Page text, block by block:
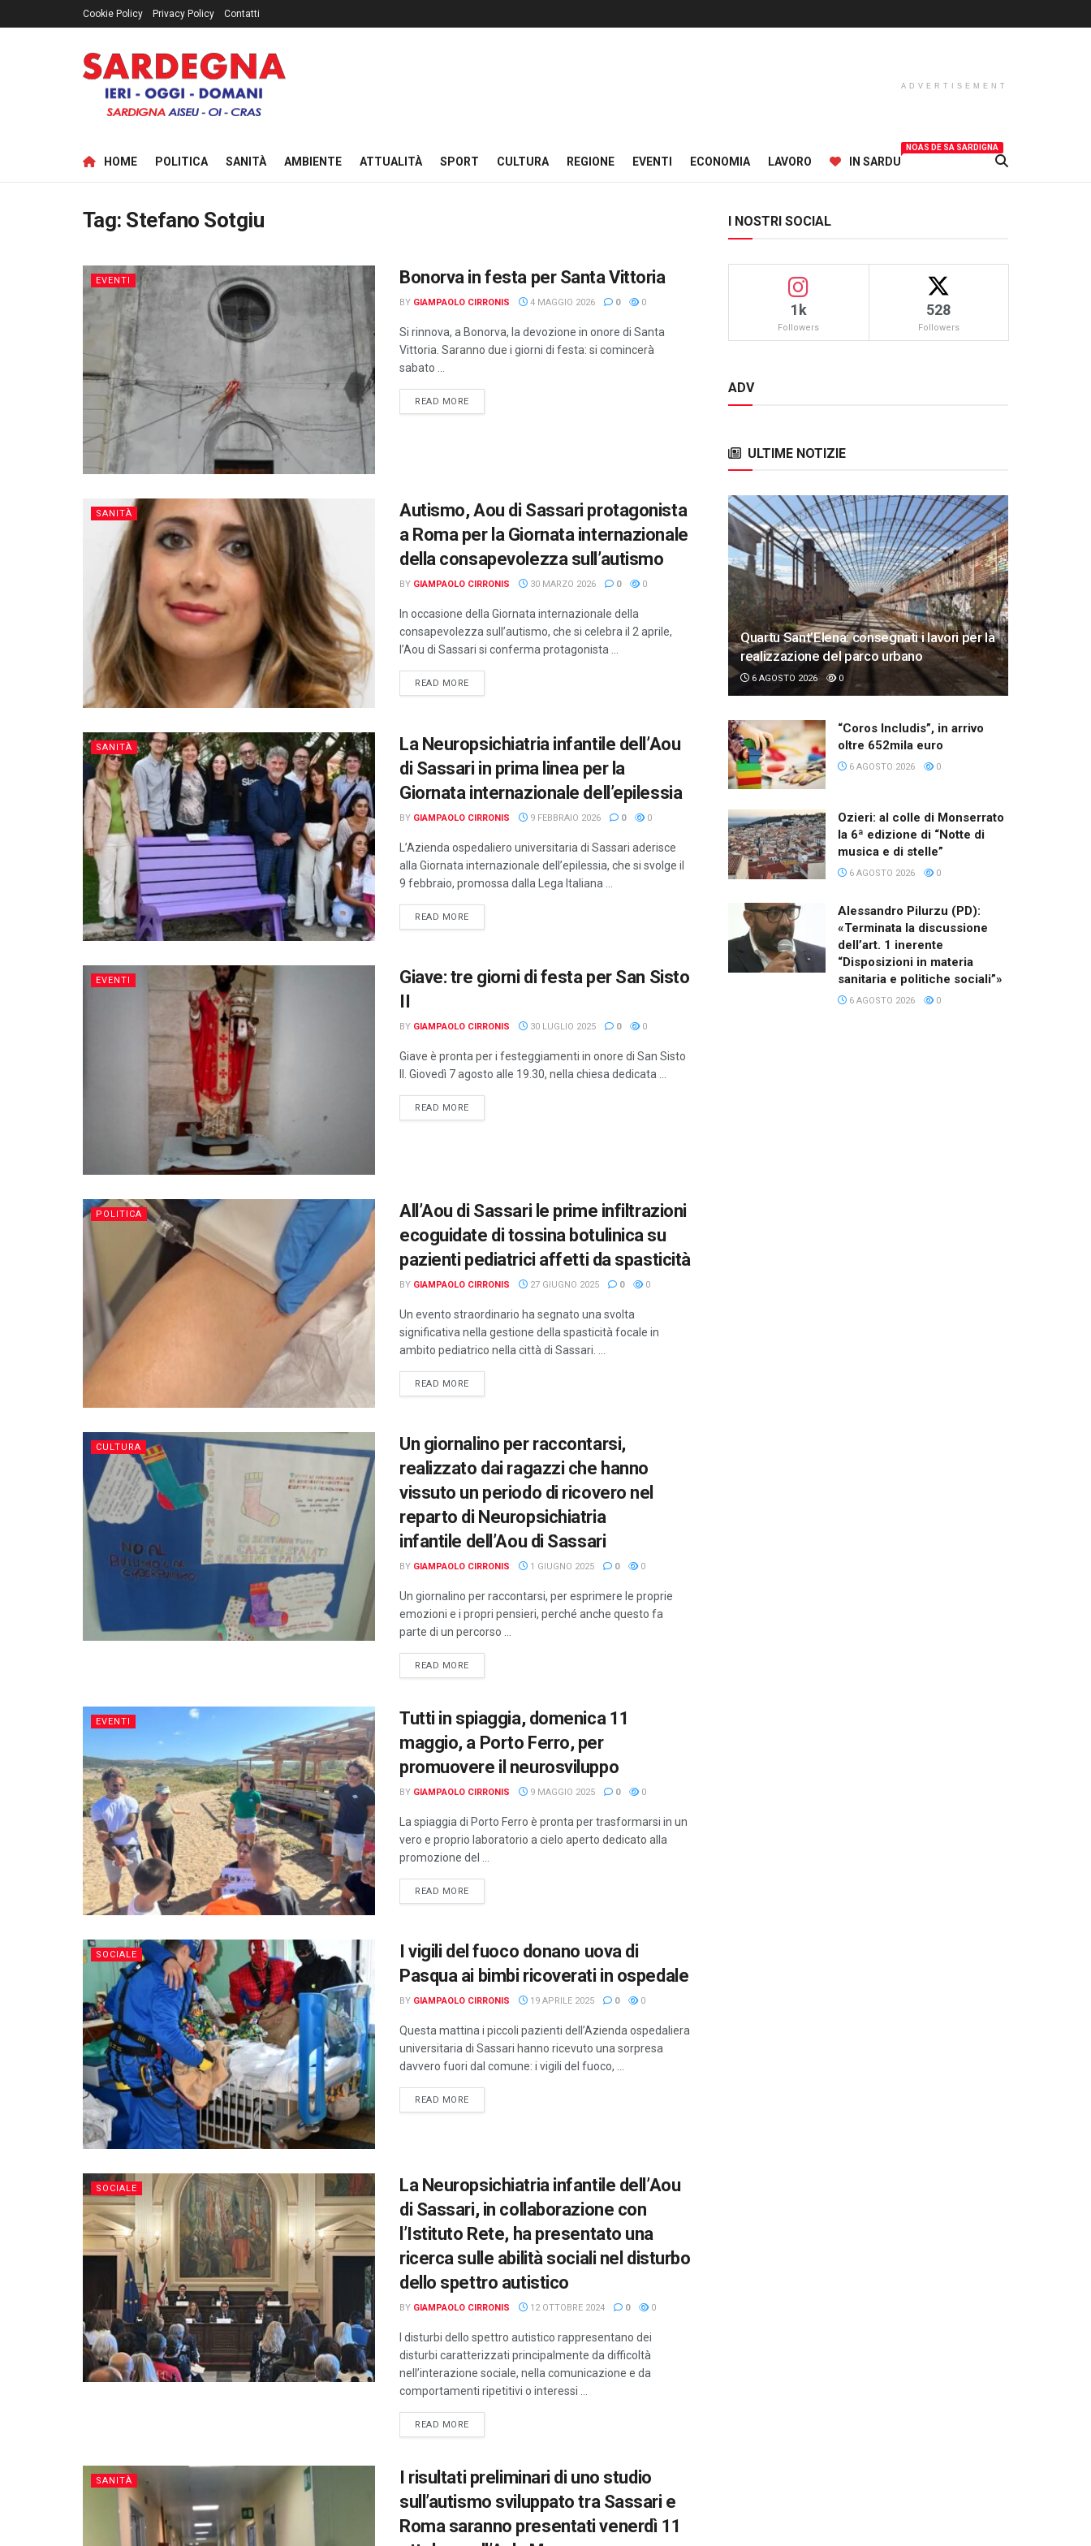
Cookie Policy Privacy Policy Contatti
ADVERTISEMENT
HOME POLITICA SANITÀ AMBIENTE ATTUALITÀ SPORT CULTURA REGIONE EVENTI ECONOMIA LAVORO IN SARDU
NOAS DE SA SARDIGNA
Tag: Stefano Sotgiu
EVENTI Bonorva in festa per Santa Vittoria
BY GIAMPAOLO CIRRONIS 4 MAGGIO 2026 0 0
Si rinnova, a Bonorva, la devozione in onore di Santa
Vittoria. Saranno due i giorni di festa: si comincerà
sabato ...
READ MOREDETAILS
SANITÀ
Autismo, Aou di Sassari protagonista
a Roma per la Giornata internazionale
della consapevolezza sull’autismo
BY GIAMPAOLO CIRRONIS 30 MARZO 2026 0 0
In occasione della Giornata internazionale della
consapevolezza sull’autismo, che si celebra il 2 aprile,
l’Aou di Sassari si conferma protagonista ...
READ MOREDETAILS
SANITÀ
La Neuropsichiatria infantile dell’Aou
di Sassari in prima linea per la
Giornata internazionale dell’epilessia
BY GIAMPAOLO CIRRONIS 9 FEBBRAIO 2026 0 0
L’Azienda ospedaliero universitaria di Sassari aderisce
alla Giornata internazionale dell’epilessia, che si svolge il
9 febbraio, promossa dalla Lega Italiana ...
READ MOREDETAILS
EVENTI
Giave: tre giorni di festa per San Sisto
II
BY GIAMPAOLO CIRRONIS 30 LUGLIO 2025 0 0
Giave è pronta per i festeggiamenti in onore di San Sisto
II. Giovedì 7 agosto alle 19.30, nella chiesa dedicata ...
READ MOREDETAILS
POLITICA
All’Aou di Sassari le prime infiltrazioni
ecoguidate di tossina botulinica su
pazienti pediatrici affetti da spasticità
BY GIAMPAOLO CIRRONIS 27 GIUGNO 2025 0 0
Un evento straordinario ha segnato una svolta
significativa nella gestione della spasticità focale in
ambito pediatrico nella città di Sassari. ...
READ MOREDETAILS
CULTURA
Un giornalino per raccontarsi,
realizzato dai ragazzi che hanno
vissuto un periodo di ricovero nel
reparto di Neuropsichiatria
infantile dell’Aou di Sassari
BY GIAMPAOLO CIRRONIS 1 GIUGNO 2025 0 0
Un giornalino per raccontarsi, per esprimere le proprie
emozioni e i propri pensieri, perché anche questo fa
parte di un percorso ...
READ MOREDETAILS
EVENTI
Tutti in spiaggia, domenica 11
maggio, a Porto Ferro, per
promuovere il neurosviluppo
BY GIAMPAOLO CIRRONIS 9 MAGGIO 2025 0 0
La spiaggia di Porto Ferro è pronta per trasformarsi in un
vero e proprio laboratorio a cielo aperto dedicato alla
promozione del ...
READ MOREDETAILS
SOCIALE
I vigili del fuoco donano uova di
Pasqua ai bimbi ricoverati in ospedale
BY GIAMPAOLO CIRRONIS 19 APRILE 2025 0 0
Questa mattina i piccoli pazienti dell’Azienda ospedaliera
universitaria di Sassari hanno ricevuto una sorpresa
davvero fuori dal comune: i vigili del fuoco, ...
READ MOREDETAILS
SOCIALE
La Neuropsichiatria infantile dell’Aou
di Sassari, in collaborazione con
l’Istituto Rete, ha presentato una
ricerca sulle abilità sociali nel disturbo
dello spettro autistico
BY GIAMPAOLO CIRRONIS 12 OTTOBRE 2024 0 0
I disturbi dello spettro autistico rappresentano dei
disturbi caratterizzati principalmente da difficoltà
nell’interazione sociale, nella comunicazione e da
comportamenti ripetitivi o interessi ...
READ MOREDETAILS
SANITÀ
I risultati preliminari di uno studio
sull’autismo sviluppato tra Sassari e
Roma saranno presentati venerdì 11
I NOSTRI SOCIAL
1k
Followers
528
Followers
ADV
ULTIME NOTIZIE
Quartu Sant’Elena: consegnati i lavori per la
realizzazione del parco urbano
6 AGOSTO 2026 0
“Coros Includis”, in arrivo
oltre 652mila euro
6 AGOSTO 2026 0
Ozieri: al colle di Monserrato
la 6ª edizione di “Notte di
musica e di stelle”
6 AGOSTO 2026 0
Alessandro Pilurzu (PD):
«Terminata la discussione
dell’art. 1 inerente
“Disposizioni in materia
sanitaria e politiche sociali”»
6 AGOSTO 2026 0